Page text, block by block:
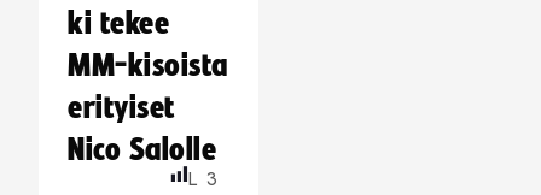
ki tekee
MM-kisoista
erityiset
Nico Salolle
L 3